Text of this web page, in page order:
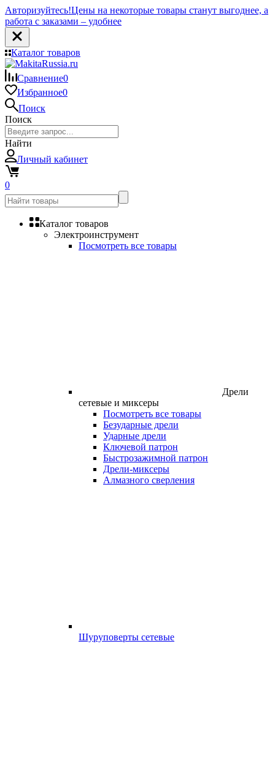
Авторизуйтесь!Цены на некоторые товары станут выгоднее, а
работа с заказами – удобнее
Каталог товаров
Сравнение0
Избранное0
Поиск
Поиск
Найти
Личный кабинет
0
Каталог товаров
Электроинструмент
Посмотреть все товары
Дрели
сетевые и миксеры
Посмотреть все товары
Безударные дрели
Ударные дрели
Ключевой патрон
Быстрозажимной патрон
Дрели-миксеры
Алмазного сверления
Шуруповерты сетевые